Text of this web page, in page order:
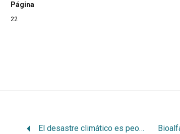
Página
22
El desastre climático es peor para los pobres